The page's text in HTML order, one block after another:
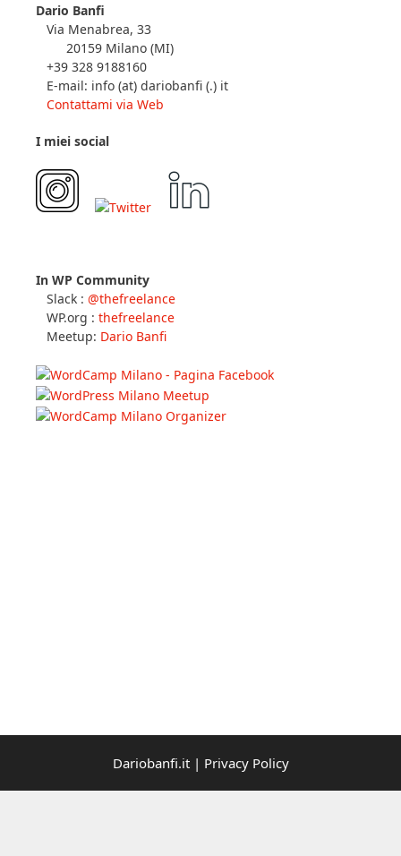
Dario Banfi
Via Menabrea, 33
20159 Milano (MI)
+39 328 9188160
E-mail: info (at) dariobanfi (.) it
Contattami via Web
I miei social
In WP Community
Slack : @thefreelance
WP.org : thefreelance
Meetup: Dario Banfi
Dariobanfi.it | Privacy Policy